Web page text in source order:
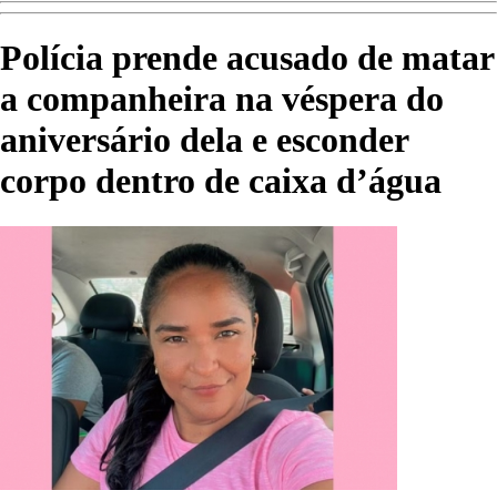
Polícia prende acusado de matar
a companheira na véspera do
aniversário dela e esconder
corpo dentro de caixa d’água